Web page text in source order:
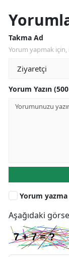
Takma Ad
Yorum yapmak için,
Yorum Yazın
Yorum yazma
Aşağıdaki